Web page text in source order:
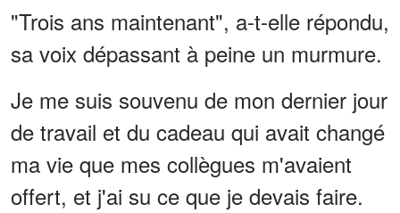
"Trois ans maintenant", a-t-elle répondu,
sa voix dépassant à peine un murmure.
Je me suis souvenu de mon dernier jour
de travail et du cadeau qui avait changé
ma vie que mes collègues m'avaient
offert, et j'ai su ce que je devais faire.